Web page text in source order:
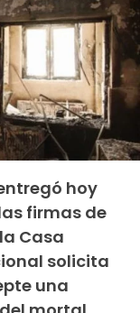
hoy
firmas de
Casa
solicita
una